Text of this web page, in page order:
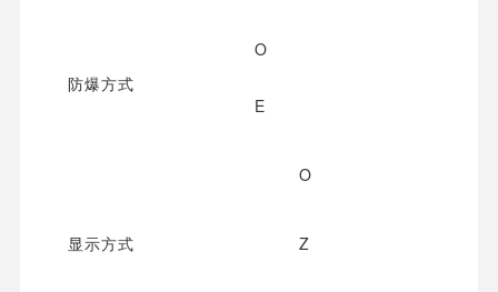
防爆方式
O
E
显示方式
O
Z